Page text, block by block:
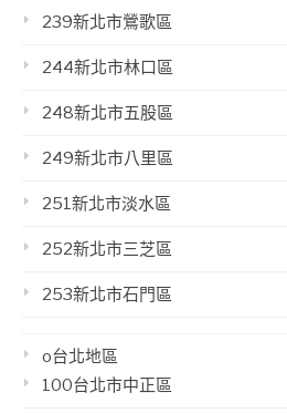
239新北市鶯歌區
244新北市林口區
248新北市五股區
249新北市八里區
251新北市淡水區
252新北市三芝區
253新北市石門區
o台北地區
100台北市中正區